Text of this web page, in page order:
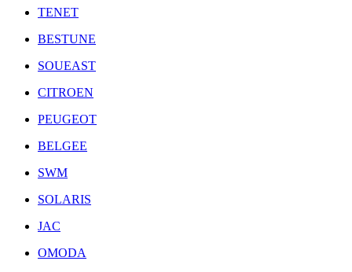
TENET
BESTUNE
SOUEAST
CITROEN
PEUGEOT
BELGEE
SWM
SOLARIS
JAC
OMODA